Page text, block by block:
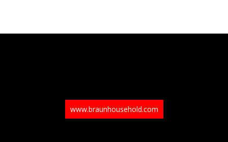
www.braunhousehold.com